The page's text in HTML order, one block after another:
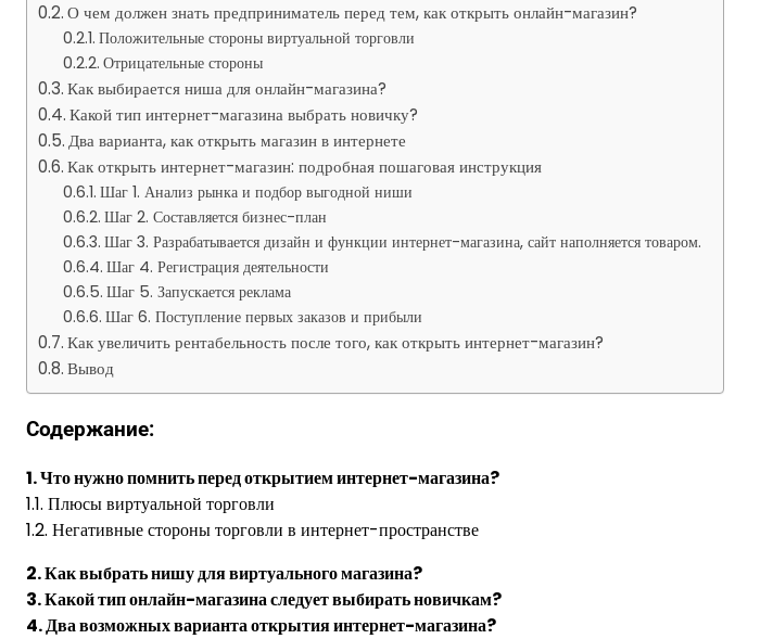
О чем должен знать предприниматель перед тем, как открыть онлайн-магазин?
Положительные стороны виртуальной торговли
Отрицательные стороны
Как выбирается ниша для онлайн-магазина?
Какой тип интернет-магазина выбрать новичку?
Два варианта, как открыть магазин в интернете
Как открыть интернет-магазин: подробная пошаговая инструкция
Шаг 1. Анализ рынка и подбор выгодной ниши
Шаг 2. Составляется бизнес-план
Шаг 3. Разрабатывается дизайн и функции интернет-магазина, сайт наполняется товаром.
Шаг 4. Регистрация деятельности
Шаг 5. Запускается реклама
Шаг 6. Поступление первых заказов и прибыли
Как увеличить рентабельность после того, как открыть интернет-магазин?
Вывод
Содержание:
1. Что нужно помнить перед открытием интернет-магазина?
1.1. Плюсы виртуальной торговли
1.2. Негативные стороны торговли в интернет-пространстве
2. Как выбрать нишу для виртуального магазина?
3. Какой тип онлайн-магазина следует выбирать новичкам?
4. Два возможных варианта открытия интернет-магазина?